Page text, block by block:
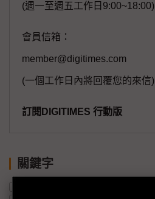
(週一至週五工作日9:00~18:00)
會員信箱：
member@digitimes.com
(一個工作日內將回覆您的來信)
訂閱DIGITIMES 行動版
關鍵字